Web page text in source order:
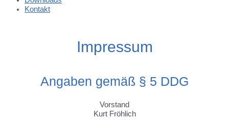
Kontakt
Impressum
Angaben gemäß § 5 DDG
Vorstand
Kurt Fröhlich